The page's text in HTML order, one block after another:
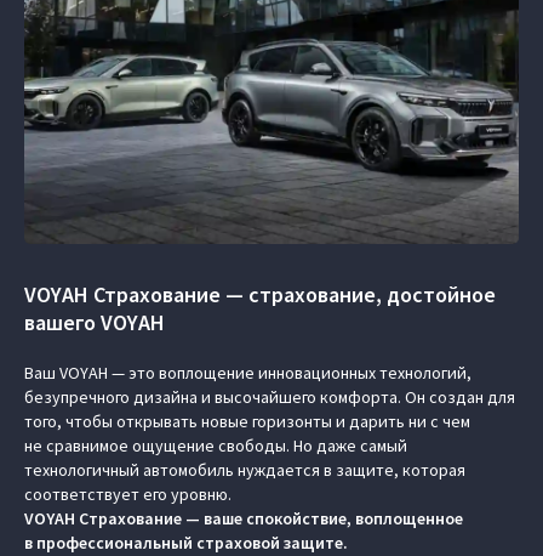
VOYAH Страхование — страхование, достойное
вашего VOYAH
Ваш VOYAH — это воплощение инновационных технологий,
безупречного дизайна и высочайшего комфорта. Он создан для
того, чтобы открывать новые горизонты и дарить ни с чем
не сравнимое ощущение свободы. Но даже самый
технологичный автомобиль нуждается в защите, которая
соответствует его уровню.
VOYAH Страхование — ваше спокойствие, воплощенное
в профессиональный страховой защите.